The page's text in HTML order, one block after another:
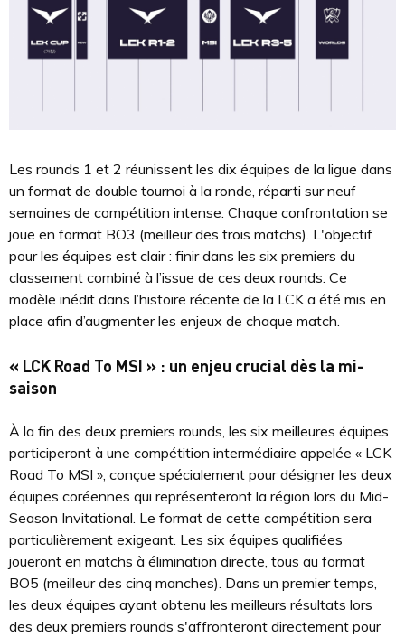
Les rounds 1 et 2 réunissent les dix équipes de la ligue dans
un format de double tournoi à la ronde, réparti sur neuf
semaines de compétition intense. Chaque confrontation se
joue en format BO3 (meilleur des trois matchs). L'objectif
pour les équipes est clair : finir dans les six premiers du
classement combiné à l’issue de ces deux rounds. Ce
modèle inédit dans l’histoire récente de la LCK a été mis en
place afin d’augmenter les enjeux de chaque match.
« LCK Road To MSI » : un enjeu crucial dès la mi-
saison
À la fin des deux premiers rounds, les six meilleures équipes
participeront à une compétition intermédiaire appelée « LCK
Road To MSI », conçue spécialement pour désigner les deux
équipes coréennes qui représenteront la région lors du Mid-
Season Invitational. Le format de cette compétition sera
particulièrement exigeant. Les six équipes qualifiées
joueront en matchs à élimination directe, tous au format
BO5 (meilleur des cinq manches). Dans un premier temps,
les deux équipes ayant obtenu les meilleurs résultats lors
des deux premiers rounds s'affronteront directement pour